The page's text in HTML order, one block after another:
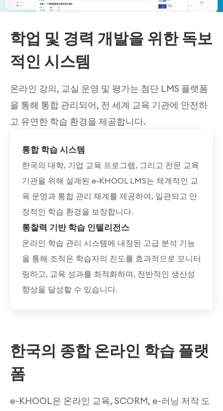
학업 및 경력 개발을 위한 독보
적인 시스템
온라인 강의, 교실 운영 및 평가는 첨단 LMS 플랫폼
을 통해 통합 관리되어, 전 세계 교육 기관에 안전하
고 유연한 학습 환경을 제공합니다.
통합 학습 시스템
한국의 대학, 기업 교육 프로그램, 그리고 전문 교육
기관을 위해 설계된 e-KHOOL LMS는 체계적인 교
육 운영과 통합 관리 체계를 제공하여, 일관되고 안
정적인 학습 환경을 보장합니다.
통찰력 기반 학습 인텔리전스
온라인 학습 관리 시스템에 내장된 고급 분석 기능
을 통해 조직은 학습자의 진도를 효과적으로 모니터
링하고, 교육 성과를 최적화하며, 전반적인 생산성
향상을 달성할 수 있습니다.
한국의 종합 온라인 학습 플랫
폼
e-KHOOL은 온라인 교육, SCORM, e-러닝 저작 도